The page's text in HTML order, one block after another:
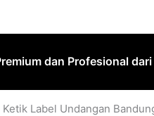
dan Profesional
Label Undangan